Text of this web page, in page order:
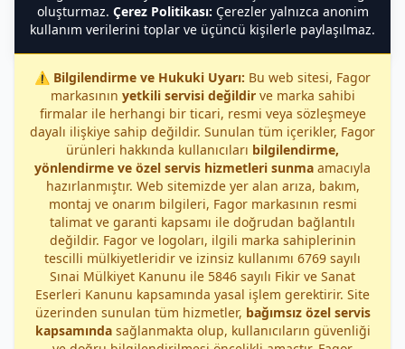
oluşturmaz. Çerez Politikası: Çerezler yalnızca anonim
kullanım verilerini toplar ve üçüncü kişilerle paylaşılmaz.
⚠️ Bilgilendirme ve Hukuki Uyarı: Bu web sitesi, Fagor
markasının yetkili servisi değildirve marka sahibi
firmalar ile herhangi bir ticari, resmi veya sözleşmeye
dayalı ilişkiye sahip değildir. Sunulan tüm içerikler, Fagor
ürünleri hakkında kullanıcıları bilgilendirme,
yönlendirme ve özel servis hizmetleri sunma amacıyla
hazırlanmıştır. Web sitemizde yer alan arıza, bakım,
montaj ve onarım bilgileri, Fagor markasının resmi
talimat ve garanti kapsamı ile doğrudan bağlantılı
değildir. Fagor ve logoları, ilgili marka sahiplerinin
tescilli mülkiyetleridir ve izinsiz kullanımı 6769 sayılı
Sınai Mülkiyet Kanunu ile 5846 sayılı Fikir ve Sanat
Eserleri Kanunu kapsamında yasal işlem gerektirir. Site
üzerinden sunulan tüm hizmetler, bağımsız özel servis
kapsamındasağlanmakta olup, kullanıcıların güvenliği